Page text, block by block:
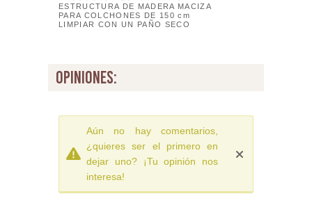
ESTRUCTURA DE MADERA MACIZA
PARA COLCHONES DE 150 cm
LIMPIAR CON UN PAÑO SECO
opiniones:
Aún no hay comentarios,
¿quieres ser el primero en
dejar uno? ¡Tu opinión nos
interesa!